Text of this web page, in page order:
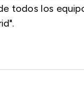
todos los